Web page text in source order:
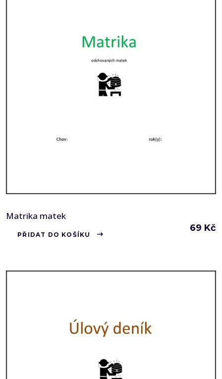
Matrika matek
69 Kč
PŘIDAT DO KOŠÍKU